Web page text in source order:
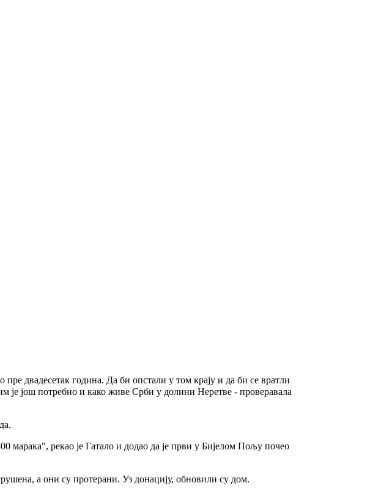
двадесетак година. Да би опстали у том крају и да би се вратли
је још потребно и како живе Срби у долини Неретве - проверавала
рекао је Гатало и додао да је први у Бијелом Пољу почео
а они су протерани. Уз донацију, обновили су дом.